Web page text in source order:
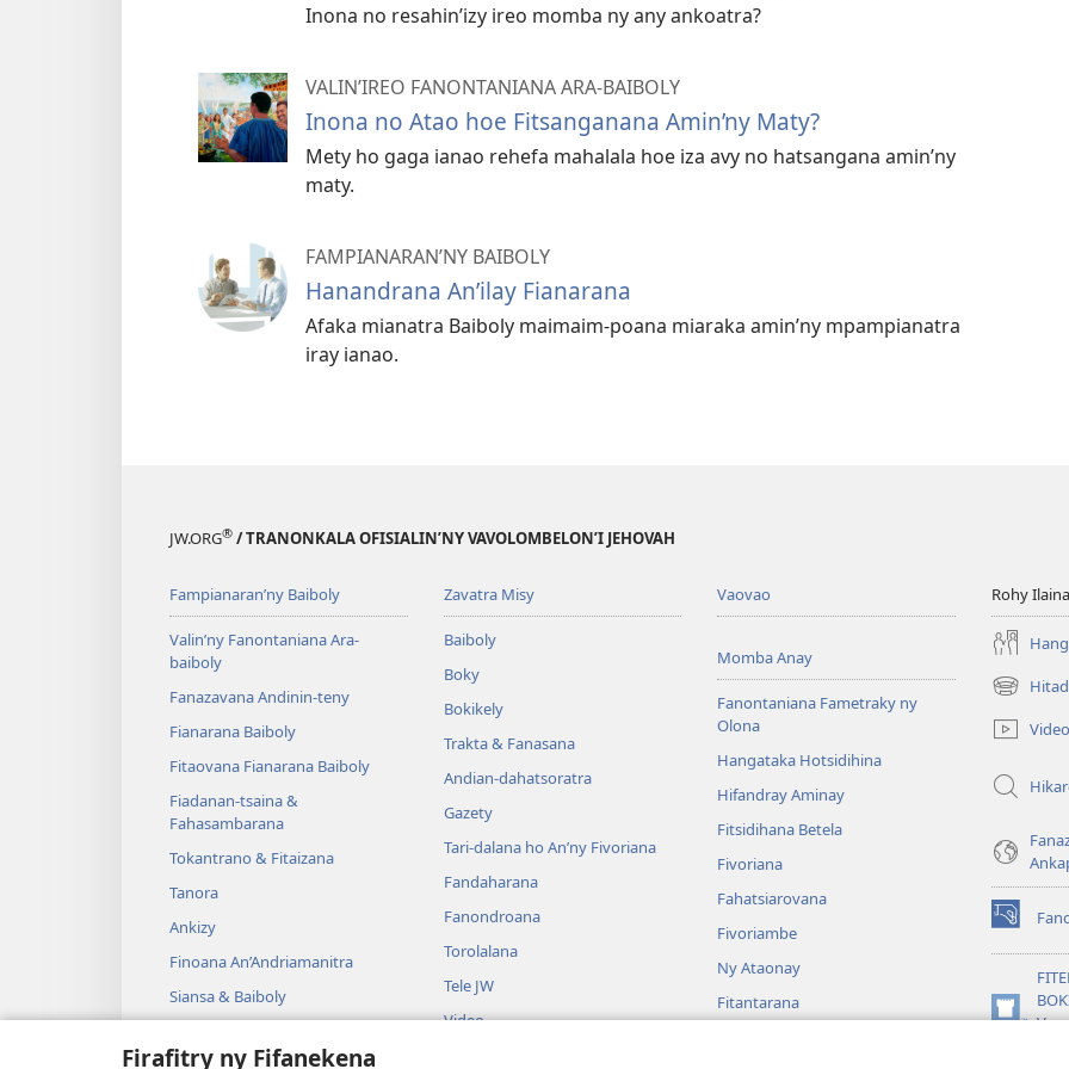
Firafitry ny Fifanekena
Inona no resahin’izy ireo momba ny any ankoatra?
VALIN’IREO FANONTANIANA ARA-BAIBOLY
Inona no Atao hoe Fitsanganana Amin’ny Maty?
Mety ho gaga ianao rehefa mahalala hoe iza avy no hatsangana amin’ny
maty.
FAMPIANARAN’NY BAIBOLY
Hanandrana An’ilay Fianarana
Afaka mianatra Baiboly maimaim-poana miaraka amin’ny mpampianatra
iray ianao.
JW.ORG® / TRANONKALA OFISIALIN’NY VAVOLOMBELON’I JEHOVAH
Fampianaran’ny Baiboly
Valin’ny Fanontaniana Ara-
baiboly
Fanazavana Andinin-teny
Fianarana Baiboly
Fitaovana Fianarana Baiboly
Fiadanan-tsaina &
Fahasambarana
Tokantrano & Fitaizana
Tanora
Ankizy
Finoana An’Andriamanitra
Siansa & Baiboly
Zavatra Misy
Baiboly
Boky
Bokikely
Trakta & Fanasana
Andian-dahatsoratra
Gazety
Tari-dalana ho An’ny Fivoriana
Fandaharana
Fanondroana
Torolalana
Tele JW
Video
Vaovao
Momba Anay
Fanontaniana Fametraky ny
Olona
Hangataka Hotsidihina
Hifandray Aminay
Fitsidihana Betela
Fivoriana
Fahatsiarovana
Fivoriambe
Ny Ataonay
Fitantarana
Rohy Ilaina
rohy) Video
rohy)